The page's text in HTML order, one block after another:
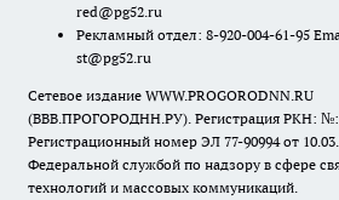
red@pg52.ru
Рекламный отдел: 8-920-004-61-95
st@pg52.ru
Сетевое издание WWW.PROGORODNN.RU
(ВВВ.ПРОГОРОДНН.РУ). Регистрация РКН: №:
Регистрационный номер ЭЛ 77-90994 от
Федеральной службой по надзору в сфере
технологий и массовых коммуникаций.